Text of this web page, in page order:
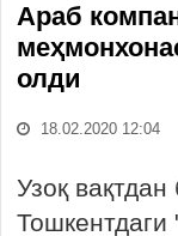
Араб
олди
18.02.2020 12:04
Узоқ